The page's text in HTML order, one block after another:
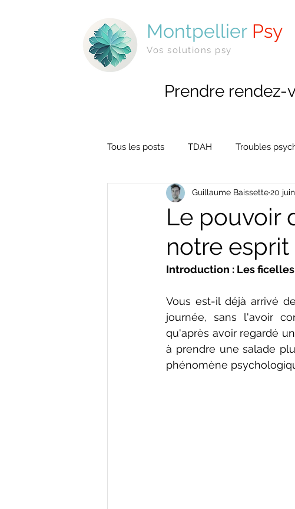
Montpellier Psy
Vos solutions psy
Prendre rendez-
Tous les posts TDAH Troubles
Le pouvoir
notre
Guillaume Baissette20
Introduction : Les
Vous est-il déjà arrivé
journée, sans l'avoir
qu'après avoir regardé
à prendre une salade
phénomène